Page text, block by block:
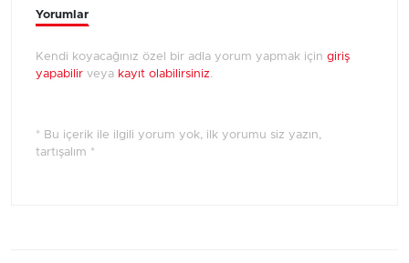
Yorumlar
Kendi koyacağınız özel bir adla yorum yapmak için giriş
yapabilir veya kayıt olabilirsiniz.
* Bu içerik ile ilgili yorum yok, ilk yorumu siz yazın,
tartışalım *